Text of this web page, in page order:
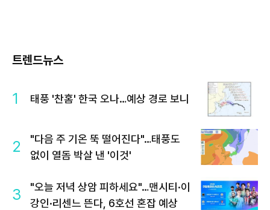
트렌드뉴스
1 태풍 '찬홈' 한국 오나…예상 경로 보니
2
"다음 주 기온 뚝 떨어진다"…태풍도
없이 열돔 박살 낸 '이것'
3
"오늘 저녁 상암 피하세요"…맨시티·이
강인·리센느 뜬다, 6호선 혼잡 예상